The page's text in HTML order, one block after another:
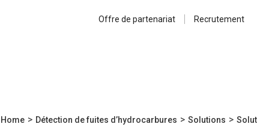
Offre de partenariat Recrutement
Home > Détection de fuites d’hydrocarbures > Solutions >